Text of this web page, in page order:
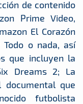
de contenido
Prime Video,
El Corazón
o nada, así
que incluyen la
Dreams 2; La
documental que
futbolista